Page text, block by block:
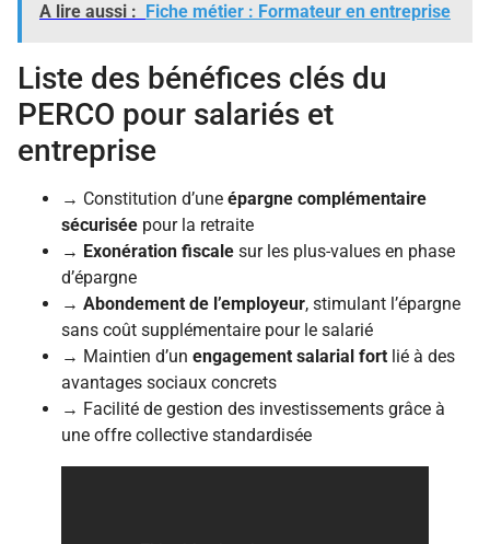
A lire aussi : Fiche métier : Formateur en entreprise
Liste des bénéfices clés du
PERCO pour salariés et
entreprise
→ Constitution d’une épargne complémentaire
sécurisée pour la retraite
→ Exonération fiscale sur les plus-values en phase
d’épargne
→ Abondement de l’employeur, stimulant l’épargne
sans coût supplémentaire pour le salarié
→ Maintien d’un engagement salarial fort lié à des
avantages sociaux concrets
→ Facilité de gestion des investissements grâce à
une offre collective standardisée